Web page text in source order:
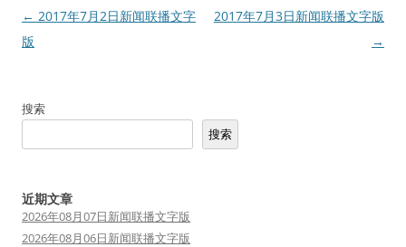
文
章
← 2017年7月2日新闻联播文字
版
2017年7月3日新闻联播文字版
→
搜索
搜索
近期文章
2026年08月07日新闻联播文字版
2026年08月06日新闻联播文字版